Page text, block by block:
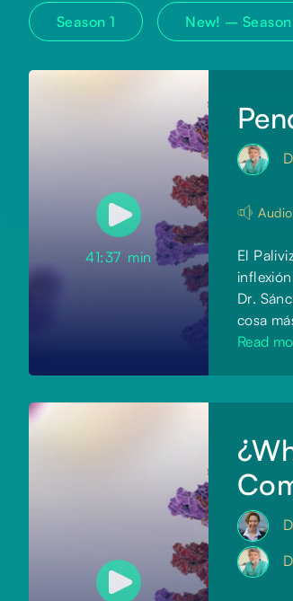
Season 1 New! –
41:37 min
El
Dr.
cosa
Read